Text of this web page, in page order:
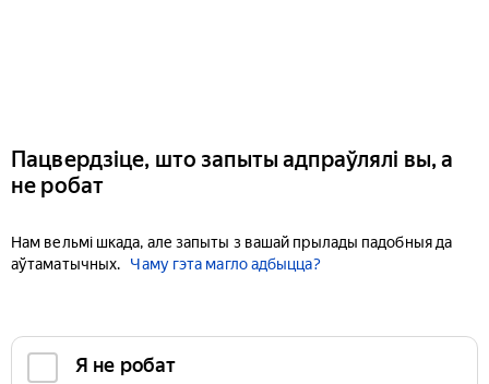
Пацвердзіце, што запыты адпраўлялі вы, а
не робат
Нам вельмі шкада, але запыты з вашай прылады падобныя да
аўтаматычных.
Чаму гэта магло адбыцца?
Я не робат